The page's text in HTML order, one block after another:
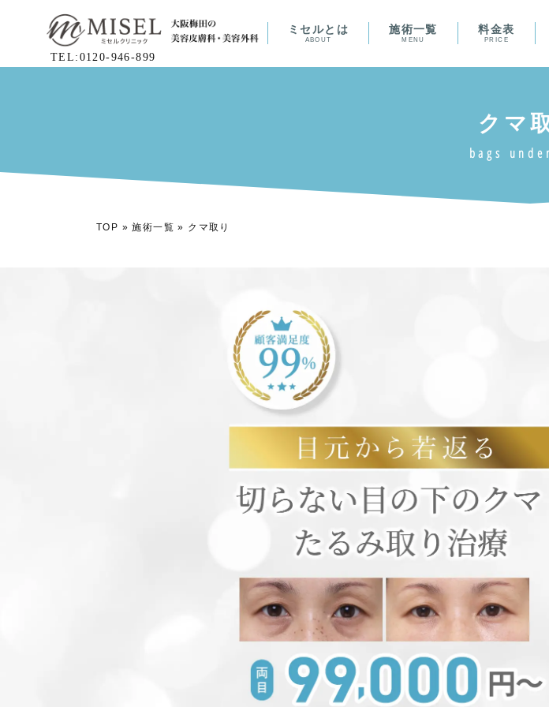
TEL:0120-946-899
ミセルとは
ABOUT
施術一覧
MENU
料金表
PRICE
TOP »施術一覧 » クマ取り